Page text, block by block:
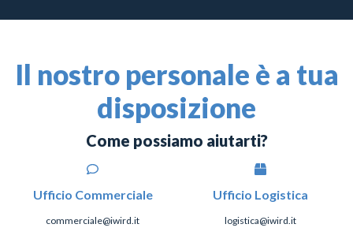
Il nostro personale è a tua
disposizione
Come possiamo aiutarti?
Ufficio Commerciale
commerciale@iwird.it
Ufficio Logistica
logistica@iwird.it